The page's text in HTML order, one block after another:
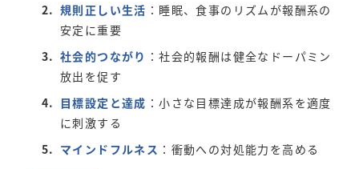
規則正しい生活 ：睡眠、食事のリズムが報酬系の
安定に重要
社会的つながり ：社会的報酬は健全なドーパミン
放出を促す
目標設定と達成 ：小さな目標達成が報酬系を適度
に刺激する
マインドフルネス ：衝動への対処能力を高める